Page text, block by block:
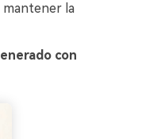
mantener la
con